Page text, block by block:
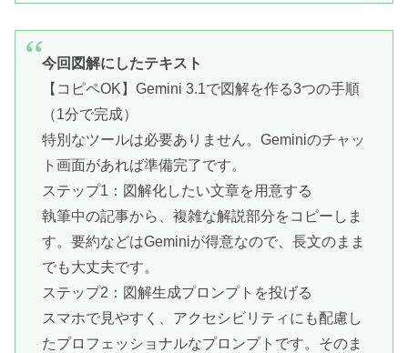
今回図解にしたテキスト
【コピペOK】Gemini 3.1で図解を作る3つの手順
（1分で完成）
特別なツールは必要ありません。Geminiのチャッ
ト画面があれば準備完了です。
ステップ1：図解化したい文章を用意する
執筆中の記事から、複雑な解説部分をコピーしま
す。要約などはGeminiが得意なので、長文のまま
でも大丈夫です。
ステップ2：図解生成プロンプトを投げる
スマホで見やすく、アクセシビリティにも配慮し
たプロフェッショナルなプロンプトです。そのま